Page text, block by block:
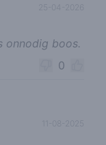
onnodig boos.
0